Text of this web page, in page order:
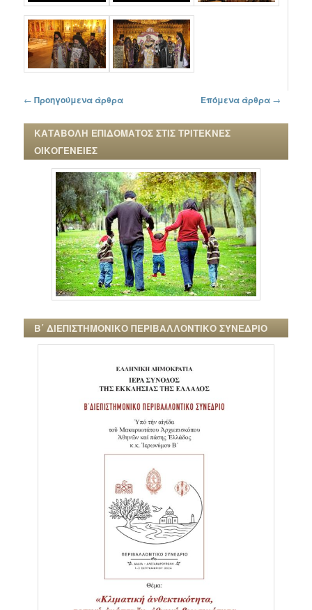
Πλοήγηση στα άρθρα
← Προηγούμενα άρθρα Επόμενα άρθρα →
ΚΑΤΑΒΟΛΗ ΕΠΙΔΟΜΑΤΟΣ ΣΤΙΣ ΤΡΙΤΕΚΝΕΣ
ΟΙΚΟΓΕΝΕΙΕΣ
Β΄ ΔΙΕΠΙΣΤΗΜΟΝΙΚΟ ΠΕΡΙΒΑΛΛΟΝΤΙΚΟ ΣΥΝΕΔΡΙΟ